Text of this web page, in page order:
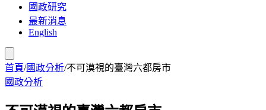
國政研究
最新消息
English
首頁/國政分析/不可漠視的臺灣六都房市
國政分析